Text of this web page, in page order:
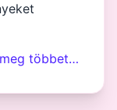
többet…